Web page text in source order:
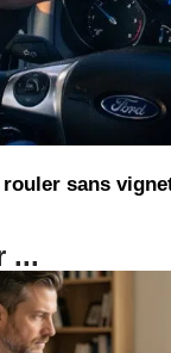
sans
...